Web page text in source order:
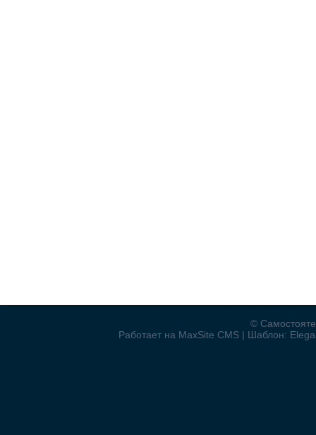
©
Работает на MaxSite CMS | Шаблон: